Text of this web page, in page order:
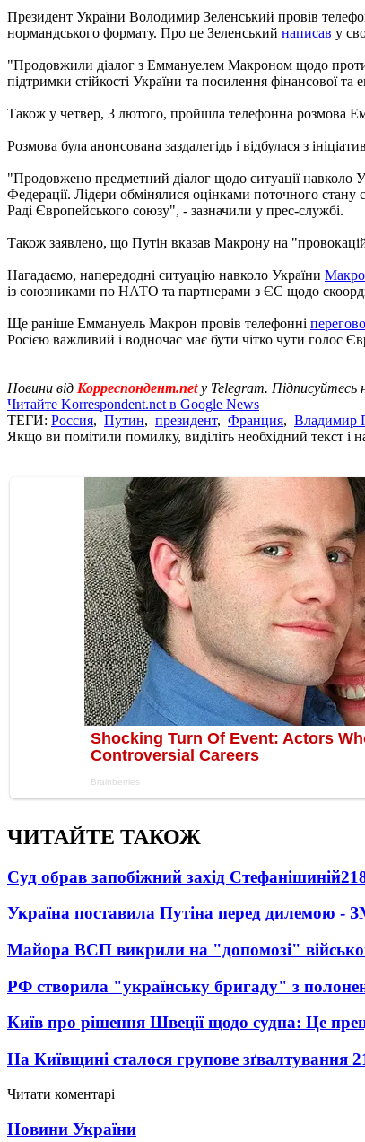
Президент України Володимир Зеленський провів
нормандського формату. Про це Зеленський написав у
"Продовжили діалог з Еммануелем Макроном щодо
підтримки стійкості України та посилення фінансової та
Також у четвер, 3 лютого, пройшла телефонна розмова
Розмова була анонсована заздалегідь і відбулася з
"Продовжено предметний діалог щодо ситуації навколо
Федерації. Лідери обмінялися оцінками поточного
Раді Європейського союзу", - зазначили у прес-службі.
Також заявлено, що Путін вказав Макрону на
Нагадаємо, напередодні ситуацію навколо України
із союзниками по НАТО та партнерами з ЄС щодо
Ще раніше Еммануель Макрон провів телефонні
Росією важливий і водночас має бути чітко чути голос
Новини від Корреспондент.netу Telegram. Підписуйтесь
Читайте Korrespondent.net в Google News
ТЕГИ: Россия, Путин, президент, Франция, Владимир
Якщо ви помітили помилку, виділіть необхідний текст і
ЧИТАЙТЕ ТАКОЖ
Суд обрав запобіжний захід Стефанішиній
Україна поставила Путіна перед дилемою -
Майора ВСП викрили на "допомозі"
РФ створила "українську бригаду" з
Київ про рішення Швеції щодо судна: Це
На Київщині сталося групове зґвалтування
Читати коментарі
Новини України